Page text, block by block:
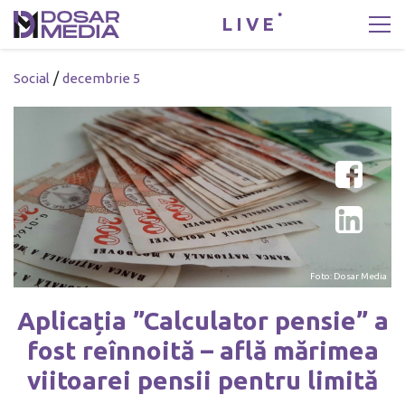
LIVE
Social /decembrie 5
Foto: Dosar Media
Aplicația ”Calculator pensie” a
fost reînnoită – află mărimea
viitoarei pensii pentru limită